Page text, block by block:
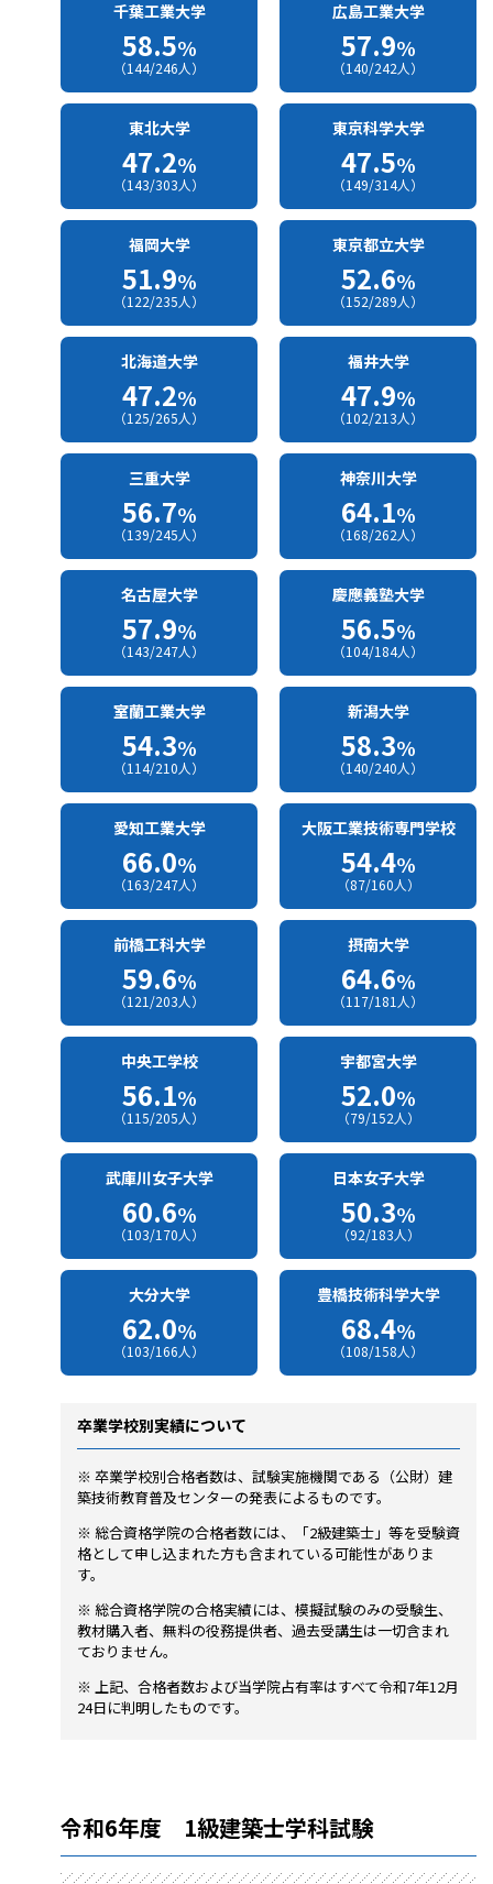
千葉工業大学
58.5%
（144/246人）
広島工業大学
57.9%
（140/242人）
東北大学
47.2%
（143/303人）
東京科学大学
47.5%
（149/314人）
福岡大学
51.9%
（122/235人）
東京都立大学
52.6%
（152/289人）
北海道大学
47.2%
（125/265人）
福井大学
47.9%
（102/213人）
三重大学
56.7%
（139/245人）
神奈川大学
64.1%
（168/262人）
名古屋大学
57.9%
（143/247人）
慶應義塾大学
56.5%
（104/184人）
室蘭工業大学
54.3%
（114/210人）
新潟大学
58.3%
（140/240人）
愛知工業大学
66.0%
（163/247人）
大阪工業技術専門学校
54.4%
（87/160人）
前橋工科大学
59.6%
（121/203人）
摂南大学
64.6%
（117/181人）
中央工学校
56.1%
（115/205人）
宇都宮大学
52.0%
（79/152人）
武庫川女子大学
60.6%
（103/170人）
日本女子大学
50.3%
（92/183人）
大分大学
62.0%
（103/166人）
豊橋技術科学大学
68.4%
（108/158人）
卒業学校別実績について
※ 卒業学校別合格者数は、試験実施機関である（公財）建
築技術教育普及センターの発表によるものです。
※ 総合資格学院の合格者数には、「2級建築士」等を受験資
格として申し込まれた方も含まれている可能性がありま
す。
※ 総合資格学院の合格実績には、模擬試験のみの受験生、
教材購入者、無料の役務提供者、過去受講生は一切含まれ
ておりません。
※ 上記、合格者数および当学院占有率はすべて令和7年12月
24日に判明したものです。
令和6年度 1級建築士学科試験